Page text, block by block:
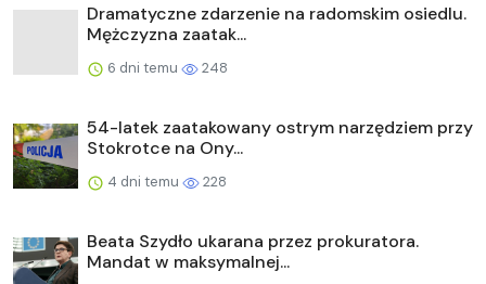
Dramatyczne zdarzenie na radomskim osiedlu.
Mężczyzna zaatak...
6 dni temu 248
54-latek zaatakowany ostrym narzędziem przy
Stokrotce na Ony...
4 dni temu 228
Beata Szydło ukarana przez prokuratora.
Mandat w maksymalnej...